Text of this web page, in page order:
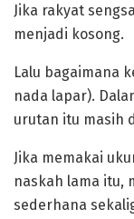
Jika rakyat
menjadi kosong.
Lalu bagaimana
nada lapar).
urutan itu masih
Jika memakai
naskah lama itu,
sederhana